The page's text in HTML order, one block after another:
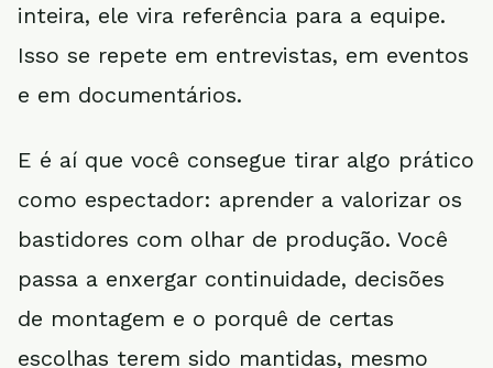
inteira, ele vira referência para a equipe.
Isso se repete em entrevistas, em eventos
e em documentários.
E é aí que você consegue tirar algo prático
como espectador: aprender a valorizar os
bastidores com olhar de produção. Você
passa a enxergar continuidade, decisões
de montagem e o porquê de certas
escolhas terem sido mantidas, mesmo